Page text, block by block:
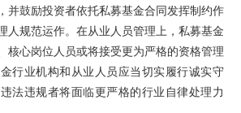
并鼓励投资者依托私募基金合同发挥制约作
人规范运作。在从业人员管理上，私募基金
核心岗位人员或将接受更为严格的资格管理
行业机构和从业人员应当切实履行诚实守
法违规者将面临更严格的行业自律处理力